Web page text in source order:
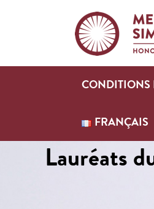
CONDITIONS
FRANÇAIS
Lauréats